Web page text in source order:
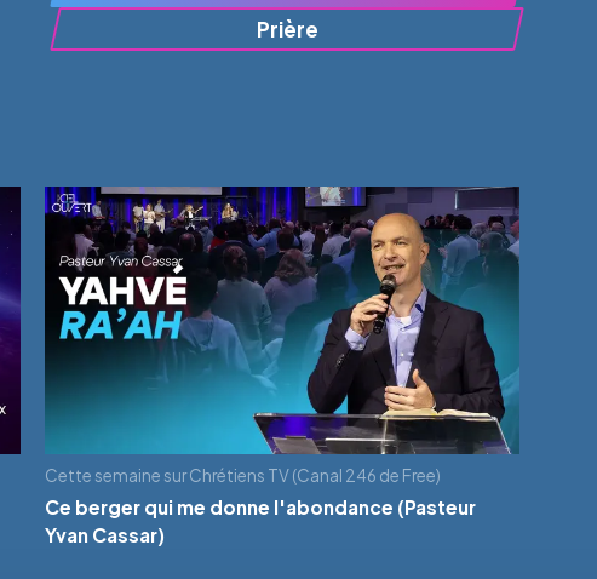
Prière
Cette semaine sur Chrétiens TV (Canal 246 de Free)
Ce berger qui me donne l'abondance (Pasteur
Yvan Cassar)